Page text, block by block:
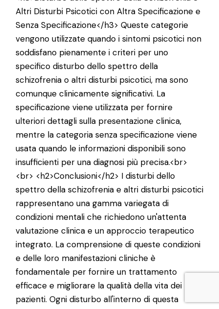
Altri Disturbi Psicotici con Altra Specificazione e
Senza Specificazione</h3> Queste categorie
vengono utilizzate quando i sintomi psicotici non
soddisfano pienamente i criteri per uno
specifico disturbo dello spettro della
schizofrenia o altri disturbi psicotici, ma sono
comunque clinicamente significativi. La
specificazione viene utilizzata per fornire
ulteriori dettagli sulla presentazione clinica,
mentre la categoria senza specificazione viene
usata quando le informazioni disponibili sono
insufficienti per una diagnosi più precisa.<br>
<br> <h2>Conclusioni</h2> I disturbi dello
spettro della schizofrenia e altri disturbi psicotici
rappresentano una gamma variegata di
condizioni mentali che richiedono un'attenta
valutazione clinica e un approccio terapeutico
integrato. La comprensione di queste condizioni
e delle loro manifestazioni cliniche è
fondamentale per fornire un trattamento
efficace e migliorare la qualità della vita dei
pazienti. Ogni disturbo all'interno di questa